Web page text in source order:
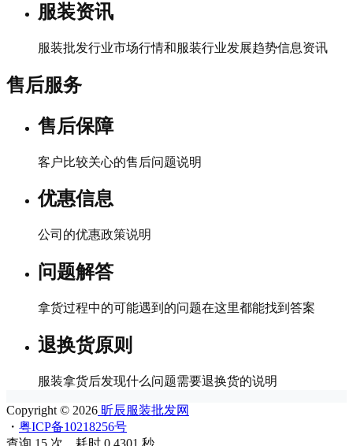
服装资讯
服装批发行业市场行情和服装行业发展趋势信息资讯
售后服务
售后保障
客户比较关心的售后问题说明
优惠信息
公司的优惠政策说明
问题解答
拿货过程中的可能遇到的问题在这里都能找到答案
退换货原则
服装拿货后发现什么问题需要退换货的说明
Copyright © 2026 昕辰服装批发网
・ 粤ICP备10218256号
查询 15 次，耗时 0.4301 秒